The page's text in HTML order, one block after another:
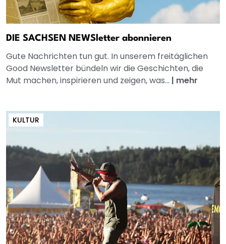
DIE SACHSEN NEWSletter abonnieren
Gute Nachrichten tun gut. In unserem freitäglichen
Good Newsletter bündeln wir die Geschichten, die
Mut machen, inspirieren und zeigen, was... | mehr
KULTUR